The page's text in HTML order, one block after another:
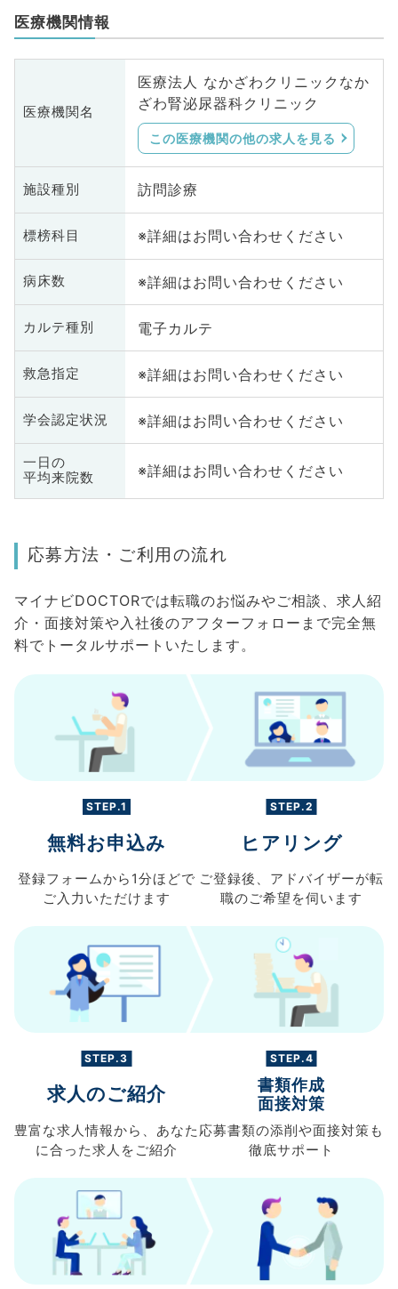
医療機関情報
医療機関名
医療法人 なかざわクリニックなか
ざわ腎泌尿器科クリニック
この医療機関の他の求人を見る
施設種別 訪問診療
標榜科目 ※詳細はお問い合わせください
病床数 ※詳細はお問い合わせください
カルテ種別 電子カルテ
救急指定 ※詳細はお問い合わせください
学会認定状況 ※詳細はお問い合わせください
一日の
平均来院数
※詳細はお問い合わせください
応募方法・ご利用の流れ
マイナビDOCTORでは転職のお悩みやご相談、求人紹
介・面接対策や入社後のアフターフォローまで完全無
料でトータルサポートいたします。
STEP.1
無料お申込み
登録フォームから 1分ほどで
ご入力 いただけます
STEP.2
ヒアリング
ご登録後、 アドバイザーが転
職のご希望を伺います
STEP.3
求人のご紹介
豊富な求人情報から、 あなた
に合った求人を ご紹介
STEP.4
書類作成
面接対策
応募書類の添削や面接対策も
徹底サポート